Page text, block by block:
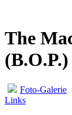
The
(B.O.P.)
Foto-Galerie
Links